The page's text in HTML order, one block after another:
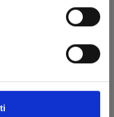
KIMETSU! n. 3